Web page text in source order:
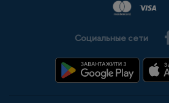
Социальные сети